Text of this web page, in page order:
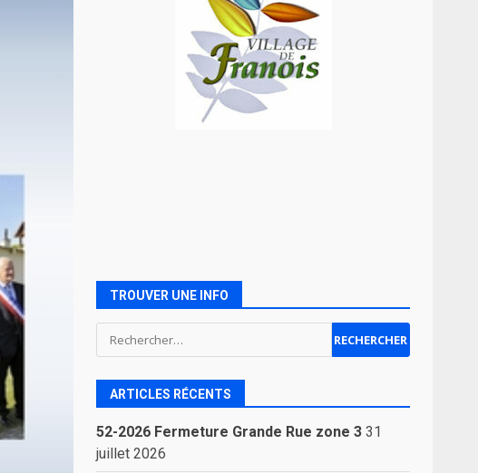
TROUVER UNE INFO
Rechercher :
ARTICLES RÉCENTS
52-2026 Fermeture Grande Rue zone 3 31
juillet 2026